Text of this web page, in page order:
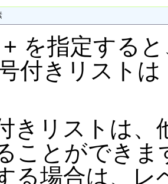
を指定する
付きリスト
きリストは、
ことができま
る場合は、レ